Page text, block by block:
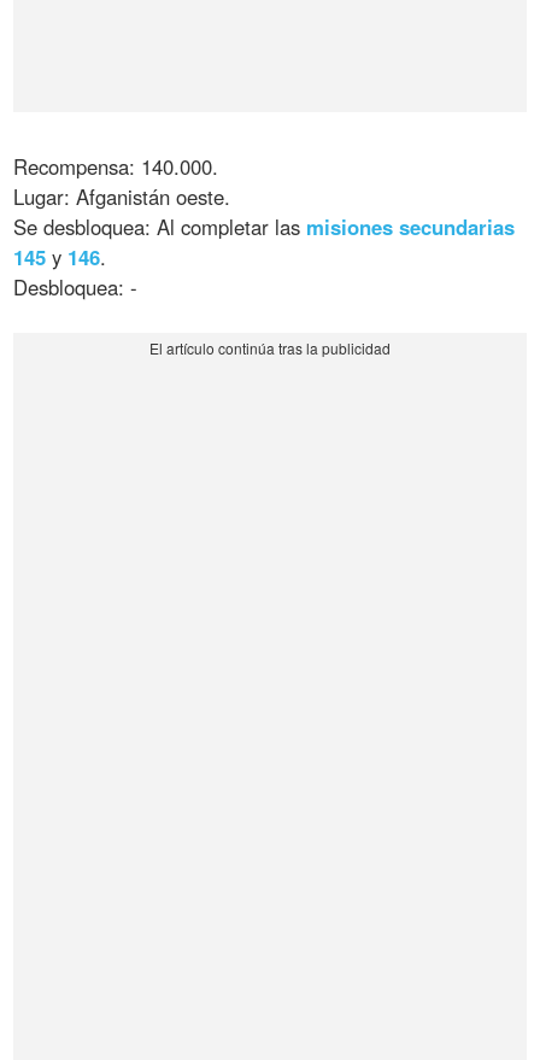
Recompensa: 140.000.
Lugar: Afganistán oeste.
Se desbloquea: Al completar las misiones secundarias
145 y 146.
Desbloquea: -